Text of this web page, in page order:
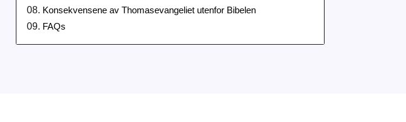
Konsekvensene av Thomasevangeliet utenfor Bibelen
FAQs